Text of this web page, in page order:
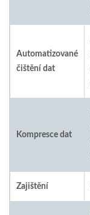
Automatizované
čištění dat
Kompresce dat
Zajištění